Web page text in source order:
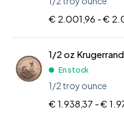
€ 2.001,96 -€
1/2 oz
En stock
1/2 troy ounce
€ 1.938,37 -€